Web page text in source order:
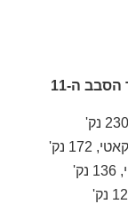
ה-11
נק'